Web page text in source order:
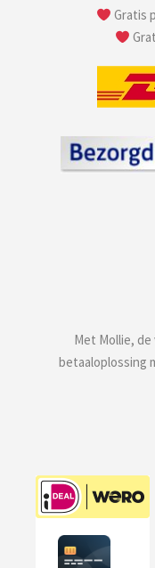
Gratis
Met Mollie,
betaaloplossing